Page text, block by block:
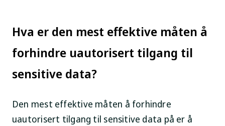
Hva er den mest effektive måten å
forhindre uautorisert tilgang til
sensitive data?
Den mest effektive måten å forhindre
uautorisert tilgang til sensitive data på er å